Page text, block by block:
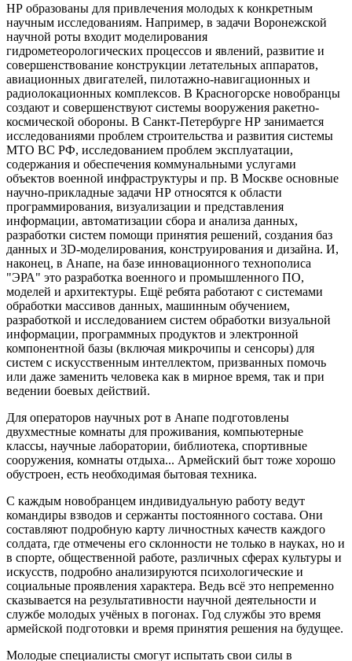
НР образованы для привлечения молодых к конкретным
научным исследованиям. Например, в задачи Воронежской
научной роты входит моделирования
гидрометеорологических процессов и явлений, развитие и
совершенствование конструкции летательных аппаратов,
авиационных двигателей, пилотажно-навигационных и
радиолокационных комплексов. В Красногорске новобранцы
создают и совершенствуют системы вооружения ракетно-
космической обороны. В Санкт-Петербурге НР занимается
исследованиями проблем строительства и развития системы
МТО ВС РФ, исследованием проблем эксплуатации,
содержания и обеспечения коммунальными услугами
объектов военной инфраструктуры и пр. В Москве основные
научно-прикладные задачи НР относятся к области
программирования, визуализации и представления
информации, автоматизации сбора и анализа данных,
разработки систем помощи принятия решений, создания баз
данных и 3D-моделирования, конструирования и дизайна. И,
наконец, в Анапе, на базе инновационного технополиса
"ЭРА" это разработка военного и промышленного ПО,
моделей и архитектуры. Ещё ребята работают с системами
обработки массивов данных, машинным обучением,
разработкой и исследованием систем обработки визуальной
информации, программных продуктов и электронной
компонентной базы (включая микрочипы и сенсоры) для
систем с искусственным интеллектом, призванных помочь
или даже заменить человека как в мирное время, так и при
ведении боевых действий.
Для операторов научных рот в Анапе подготовлены
двухместные комнаты для проживания, компьютерные
классы, научные лаборатории, библиотека, спортивные
сооружения, комнаты отдыха... Армейский быт тоже хорошо
обустроен, есть необходимая бытовая техника.
С каждым новобранцем индивидуальную работу ведут
командиры взводов и сержанты постоянного состава. Они
составляют подробную карту личностных качеств каждого
солдата, где отмечены его склонности не только в науках, но и
в спорте, общественной работе, различных сферах культуры и
искусств, подробно анализируются психологические и
социальные проявления характера. Ведь всё это непременно
сказывается на результативности научной деятельности и
службе молодых учёных в погонах. Год службы это время
армейской подготовки и время принятия решения на будущее.
Молодые специалисты смогут испытать свои силы в